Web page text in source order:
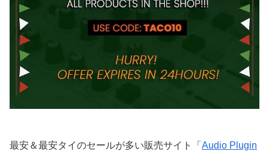
最安＆最安タイのセールが多い販売サイト「 Audio Plugin